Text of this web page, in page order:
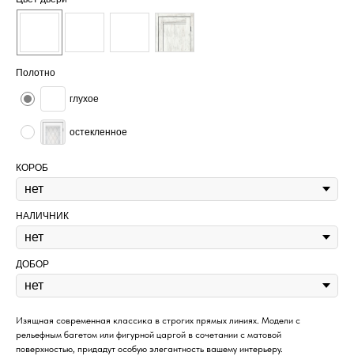
Полотно
глухое
остекленное
КОРОБ
НАЛИЧНИК
ДОБОР
Изящная современная классика в строгих прямых линиях. Модели с
рельефным багетом или фигурной царгой в сочетании с матовой
поверхностью, придадут особую элегантность вашему интерьеру.